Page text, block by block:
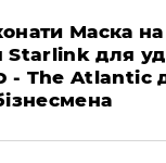
Маска на
Starlink для
- The Atlantic